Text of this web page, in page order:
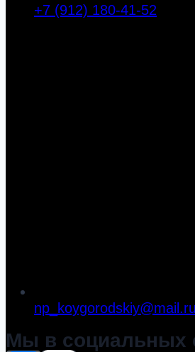
+7 (912) 180-41-52
np_koygorodskiy@mail.ru
Мы в социальных